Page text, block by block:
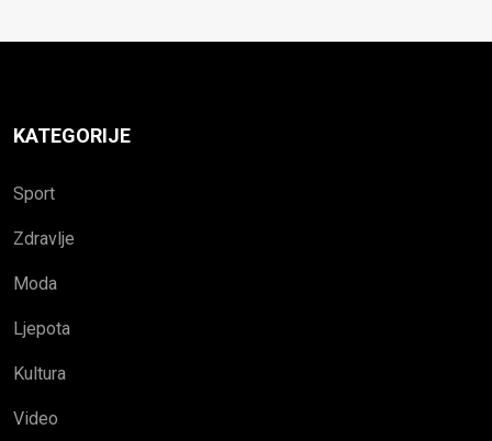
KATEGORIJE
Sport
Zdravlje
Moda
Ljepota
Kultura
Video